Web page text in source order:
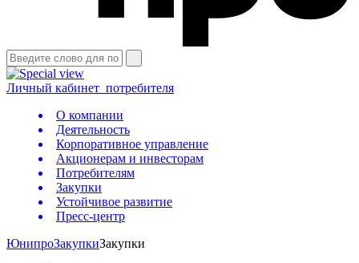
Личный кабинет потребителя
О компании
Деятельность
Корпоративное управление
Акционерам и инвесторам
Потребителям
Закупки
Устойчивое развитие
Пресс-центр
ЮнипроЗакупкиЗакупки